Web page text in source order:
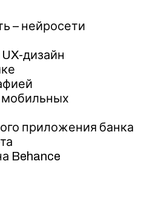
– нейросети
дизайн
приложения банка
Behance